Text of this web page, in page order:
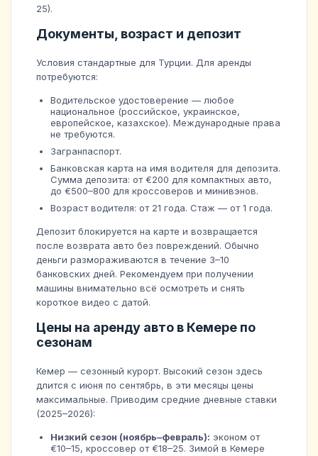
25).
Документы, возраст и депозит
Условия стандартные для Турции. Для аренды
потребуются:
Водительское удостоверение — любое
национальное (российское, украинское,
европейское, казахское). Международные права
не требуются.
Загранпаспорт.
Банковская карта на имя водителя для депозита.
Сумма депозита: от €200 для компактных авто,
до €500–800 для кроссоверов и минивэнов.
Возраст водителя: от 21 года. Стаж — от 1 года.
Депозит блокируется на карте и возвращается
после возврата авто без повреждений. Обычно
деньги размораживаются в течение 3–10
банковских дней. Рекомендуем при получении
машины внимательно всё осмотреть и снять
короткое видео с датой.
Цены на аренду авто в Кемере по
сезонам
Кемер — сезонный курорт. Высокий сезон здесь
длится с июня по сентябрь, в эти месяцы цены
максимальные. Приводим средние дневные ставки
(2025–2026):
Низкий сезон (ноябрь–февраль): эконом от
€10–15, кроссовер от €18–25. Зимой в Кемере